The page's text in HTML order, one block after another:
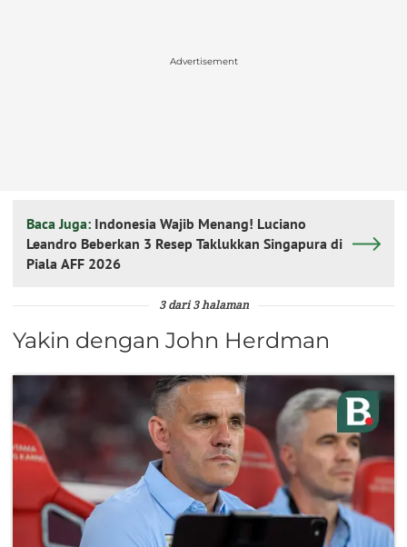
Advertisement
Baca Juga: Indonesia Wajib Menang! Luciano
Leandro Beberkan 3 Resep Taklukkan Singapura di
Piala AFF 2026
3 dari 3 halaman
Yakin dengan John Herdman